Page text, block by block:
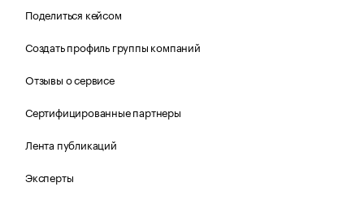
Поделиться кейсом
Создать профиль группы компаний
Отзывы о сервисе
Сертифицированные партнеры
Лента публикаций
Эксперты